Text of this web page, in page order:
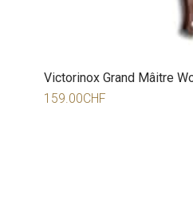
Victorinox Grand Mâitre
159.00CHF